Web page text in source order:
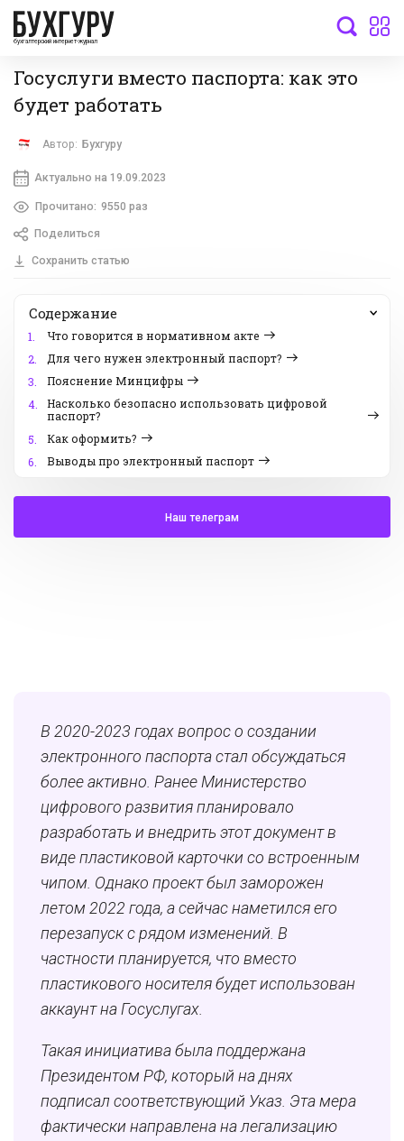
бухгалтерский интернет-журнал
Госуслуги вместо паспорта: как это
будет работать
Автор: Бухгуру
Актуально на 19.09.2023
Прочитано: 9550 раз
Поделиться
Сохранить статью
Содержание
1.
Что говорится в нормативном акте
2.
Для чего нужен электронный паспорт?
3.
Пояснение Минцифры
4.
Насколько безопасно использовать цифровой
паспорт?
5.
Как оформить?
6.
Выводы про электронный паспорт
Наш телеграм
В 2020-2023 годах вопрос о создании
электронного паспорта стал обсуждаться
более активно. Ранее Министерство
цифрового развития планировало
разработать и внедрить этот документ в
виде пластиковой карточки со встроенным
чипом. Однако проект был заморожен
летом 2022 года, а сейчас наметился его
перезапуск с рядом изменений. В
частности планируется, что вместо
пластикового носителя будет использован
аккаунт на Госуслугах.
Такая инициатива была поддержана
Президентом РФ, который на днях
подписал соответствующий Указ. Эта мера
фактически направлена на легализацию